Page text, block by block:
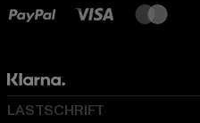
LASTSCHRIFT